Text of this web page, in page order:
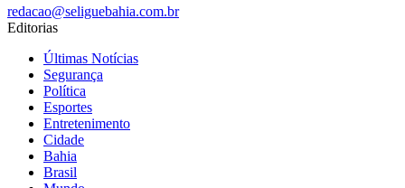
redacao@seliguebahia.com.br
Editorias
Últimas Notícias
Segurança
Política
Esportes
Entretenimento
Cidade
Bahia
Brasil